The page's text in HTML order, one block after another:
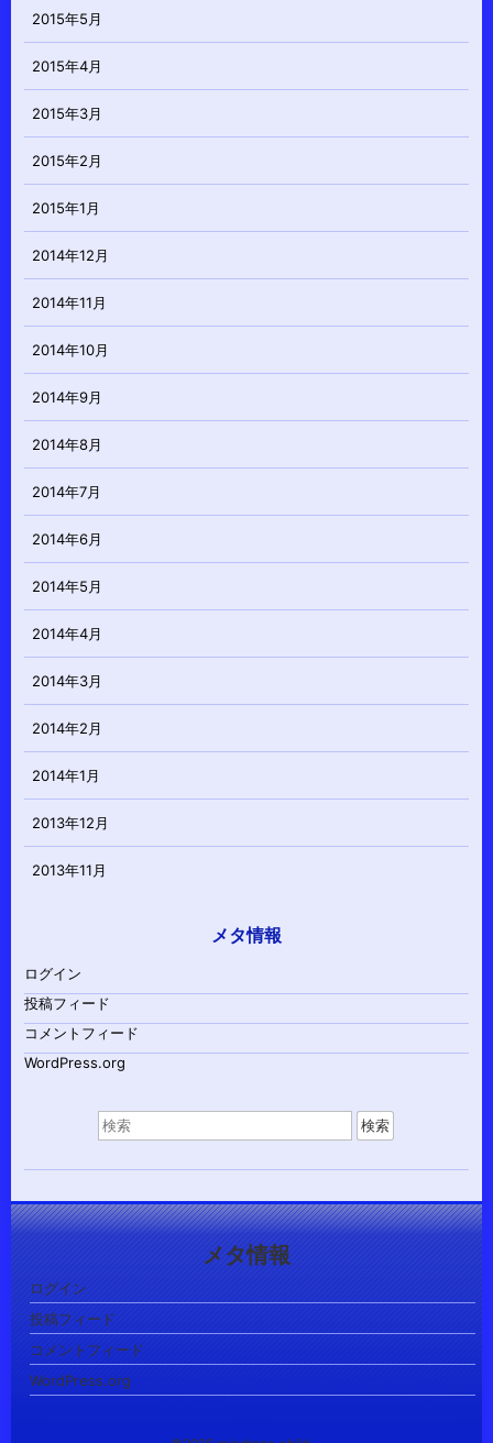
2015年5月
2015年4月
2015年3月
2015年2月
2015年1月
2014年12月
2014年11月
2014年10月
2014年9月
2014年8月
2014年7月
2014年6月
2014年5月
2014年4月
2014年3月
2014年2月
2014年1月
2013年12月
2013年11月
メタ情報
ログイン
投稿フィード
コメントフィード
WordPress.org
索
象:
メタ情報
ログイン
投稿フィード
コメントフィード
WordPress.org